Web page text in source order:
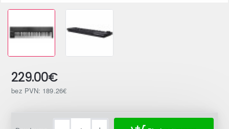
229.00€
bez PVN: 189.26€